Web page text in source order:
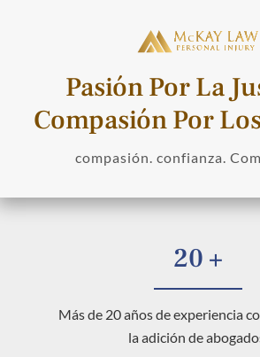
Pasión Por La
Compasión Por
compasión. confianza.
20 +
Más de 20 años de experiencia
la adición de